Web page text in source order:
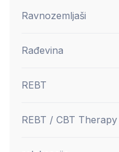
Ravnozemljaši
Rađevina
REBT
REBT / CBT Therapy